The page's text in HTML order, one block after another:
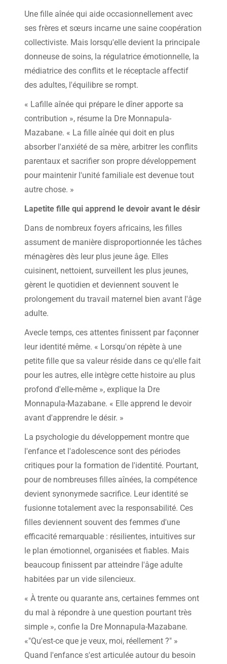
Une fille aînée qui aide occasionnellement avec
ses frères et sœurs incarne une saine coopération
collectiviste. Mais lorsqu'elle devient la principale
donneuse de soins, la régulatrice émotionnelle, la
médiatrice des conflits et le réceptacle affectif
des adultes, l'équilibre se rompt.
« Lafille aînée qui prépare le dîner apporte sa
contribution », résume la Dre Monnapula-
Mazabane. « La fille aînée qui doit en plus
absorber l'anxiété de sa mère, arbitrer les conflits
parentaux et sacrifier son propre développement
pour maintenir l'unité familiale est devenue tout
autre chose. »
Lapetite fille qui apprend le devoir avant le désir
Dans de nombreux foyers africains, les filles
assument de manière disproportionnée les tâches
ménagères dès leur plus jeune âge. Elles
cuisinent, nettoient, surveillent les plus jeunes,
gèrent le quotidien et deviennent souvent le
prolongement du travail maternel bien avant l'âge
adulte.
Avecle temps, ces attentes finissent par façonner
leur identité même. « Lorsqu'on répète à une
petite fille que sa valeur réside dans ce qu'elle fait
pour les autres, elle intègre cette histoire au plus
profond d'elle-même », explique la Dre
Monnapula-Mazabane. « Elle apprend le devoir
avant d'apprendre le désir. »
La psychologie du développement montre que
l'enfance et l'adolescence sont des périodes
critiques pour la formation de l'identité. Pourtant,
pour de nombreuses filles aînées, la compétence
devient synonymede sacrifice. Leur identité se
fusionne totalement avec la responsabilité. Ces
filles deviennent souvent des femmes d'une
efficacité remarquable : résilientes, intuitives sur
le plan émotionnel, organisées et fiables. Mais
beaucoup finissent par atteindre l'âge adulte
habitées par un vide silencieux.
« À trente ou quarante ans, certaines femmes ont
du mal à répondre à une question pourtant très
simple », confie la Dre Monnapula-Mazabane.
«"Qu'est-ce que je veux, moi, réellement ?" »
Quand l'enfance s'est articulée autour du besoin